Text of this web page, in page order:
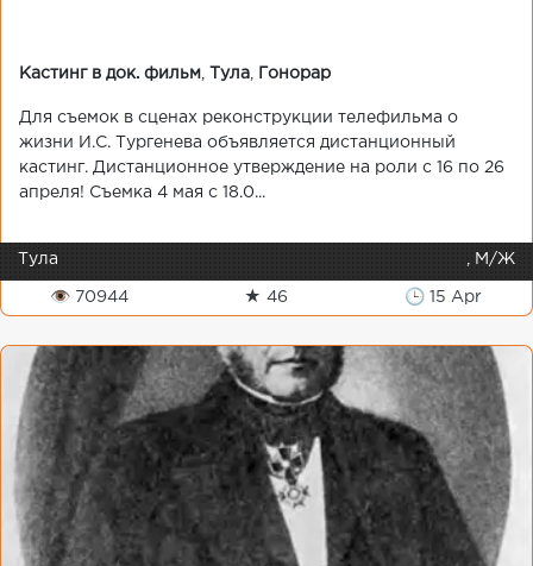
Кастинг в док. фильм Тула Гонорар
Для съемок в сценах реконструкции телефильма о
жизни И.С. Тургенева объявляется дистанционный
кастинг. Дистанционное утверждение на роли с 16 по 26
апреля! Съемка 4 мая с 18.0...
Тула , М/Ж
👁 70944 ★ 46 🕒 15 Apr